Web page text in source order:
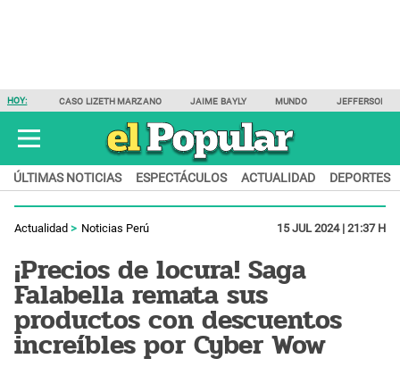
HOY: CASO LIZETH MARZANO JAIME BAYLY MUNDO JEFFERSON
ÚLTIMAS NOTICIAS ESPECTÁCULOS ACTUALIDAD DEPORTES
Actualidad Noticias Perú 15 JUL 2024 | 21:37 H
¡Precios de locura! Saga
Falabella remata sus
productos con descuentos
increíbles por Cyber Wow